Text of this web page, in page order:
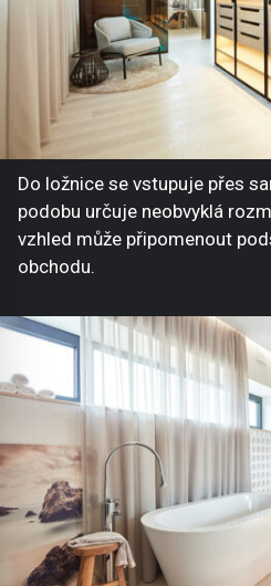
Do ložnice se vstupuje přes
podobu určuje neobvyklá
vzhled může připomenout
obchodu.